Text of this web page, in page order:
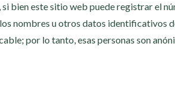
bien este sitio web puede registrar el
nombres u otros datos identificativos
por lo tanto, esas personas son